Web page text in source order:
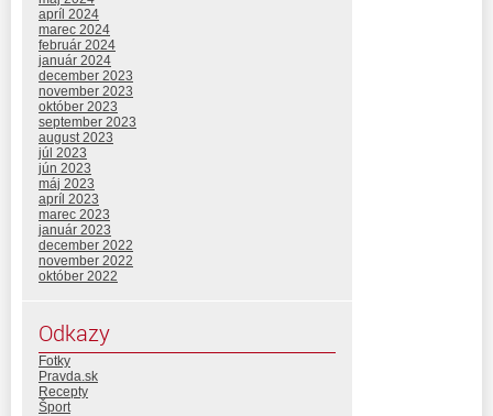
apríl 2024
marec 2024
február 2024
január 2024
december 2023
november 2023
október 2023
september 2023
august 2023
júl 2023
jún 2023
máj 2023
apríl 2023
marec 2023
január 2023
december 2022
november 2022
október 2022
Odkazy
Fotky
Pravda.sk
Recepty
Šport